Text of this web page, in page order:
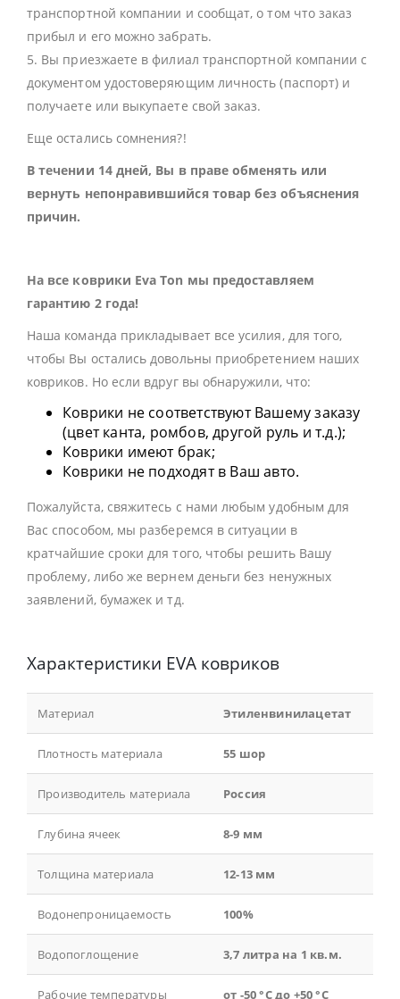
транспортной компании и сообщат, о том что заказ
прибыл и его можно забрать.
5. Вы приезжаете в филиал транспортной компании с
документом удостоверяющим личность (паспорт) и
получаете или выкупаете свой заказ.
Еще остались сомнения?!
В течении 14 дней, Вы в праве обменять или
вернуть непонравившийся товар без объяснения
причин.
На все коврики Eva Ton мы предоставляем
гарантию 2 года!
Наша команда прикладывает все усилия, для того,
чтобы Вы остались довольны приобретением наших
ковриков. Но если вдруг вы обнаружили, что:
Коврики не соответствуют Вашему заказу
(цвет канта, ромбов, другой руль и т.д.);
Коврики имеют брак;
Коврики не подходят в Ваш авто.
Пожалуйста, свяжитесь с нами любым удобным для
Вас способом, мы разберемся в ситуации в
кратчайшие сроки для того, чтобы решить Вашу
проблему, либо же вернем деньги без ненужных
заявлений, бумажек и тд.
Характеристики EVA ковриков
Материал Этиленвинилацетат
Плотность материала 55 шор
Производитель материала Россия
Глубина ячеек 8-9 мм
Толщина материала 12-13 мм
Водонепроницаемость 100%
Водопоглощение 3,7 литра на 1 кв.м.
Рабочие температуры от -50 °С до +50 °С